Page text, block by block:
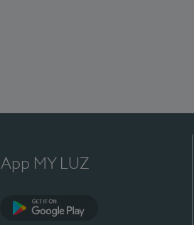
App MY LUZ